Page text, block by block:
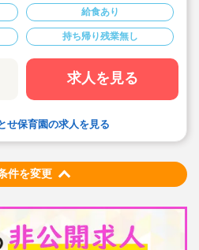
会福祉法人のお仕事です
10日)とは別に、入社後すぐに使える
を6日付与！
、お休みが取りやすいです
度利用可◎(家族同居OK）
済など、将来の備えも万全
践しています。
ひらけた、第ニの「home」を目指し
のある園運営を心がけている法人で
給食あり
持ち帰り残業無し
求人を見る
せ保育園の求人を見る
件を変更